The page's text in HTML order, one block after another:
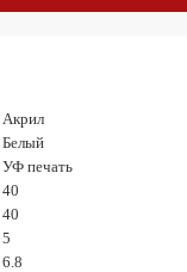
Акрил
Белый
УФ печать
40
40
5
6.8